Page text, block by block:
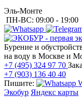
Эль-Монте
ПН-ВС: 09:00 - 19:00
Бурение и
на воду в Москве и
+7 (495) 324 97 70
+7 (903) 136 40 40
Пишите:
Экобур Яндекс карты